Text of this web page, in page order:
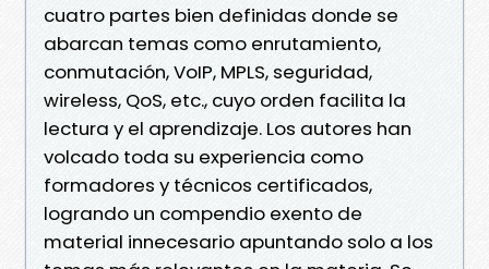
cuatro partes bien definidas donde se
abarcan temas como enrutamiento,
conmutación, VoIP, MPLS, seguridad,
wireless, QoS, etc., cuyo orden facilita la
lectura y el aprendizaje. Los autores han
volcado toda su experiencia como
formadores y técnicos certificados,
logrando un compendio exento de
material innecesario apuntando solo a los